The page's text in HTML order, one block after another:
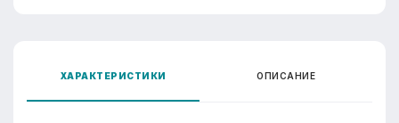
ХАРАКТЕРИСТИКИ ОПИСАНИЕ